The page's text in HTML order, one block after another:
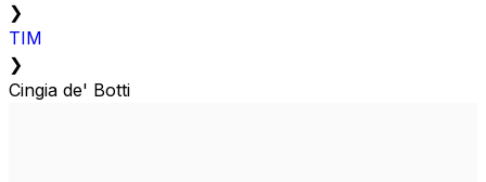
❯
TIM
❯
Cingia de' Botti